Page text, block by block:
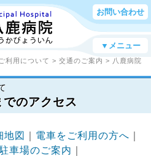
お問い合わせ
▼メニュー
ご利用について > 交通のご案内 > 八鹿病院
でのアクセス
地図 電車をご利用の方へ
車場のご案内